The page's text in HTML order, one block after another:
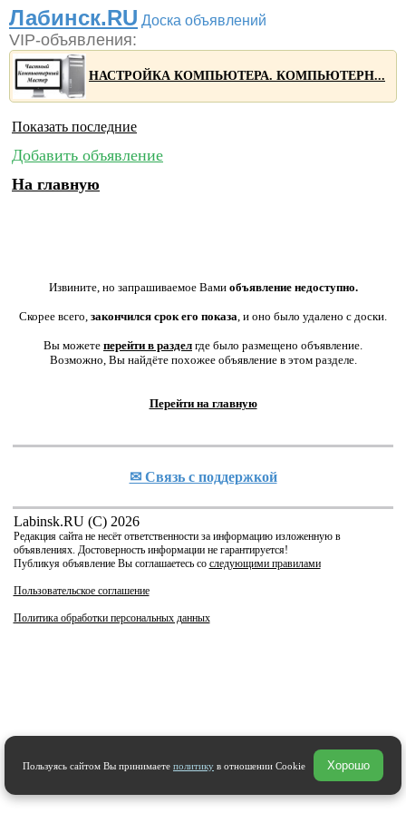
Лабинск.RU Доска объявлений
VIP-объявления:
НАСТРОЙКА КОМПЬЮТЕРА. КОМПЬЮТЕРН...
Показать последние
Добавить объявление
На главную
Извините, но запрашиваемое Вами объявление недоступно.
Скорее всего, закончился срок его показа, и оно было удалено с доски.
Вы можете перейти в раздел где было размещено объявление.
Возможно, Вы найдёте похожее объявление в этом разделе.
Перейти на главную
✉ Cвязь с поддержкой
Labinsk.RU (C) 2026
Редакция сайта не несёт ответственности за информацию изложенную в
объявлениях. Достоверность информации не гарантируется!
Публикуя объявление Вы соглашаетесь со следующими правилами
Пользовательское соглашение
Политика обработки персональных данных
Пользуясь сайтом Вы принимаете политику в отношении Cookie Хорошо